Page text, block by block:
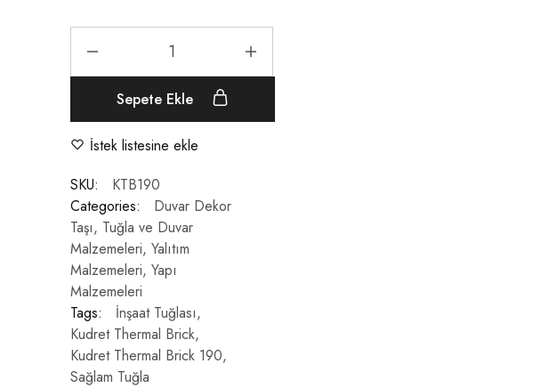
Sepete Ekle
İstek listesine ekle
SKU:
KTB190
Categories:
Duvar Dekor
Taşı, Tuğla ve Duvar
Malzemeleri, Yalıtım
Malzemeleri, Yapı
Malzemeleri
Tags:
İnşaat Tuğlası,
Kudret Thermal Brick,
Kudret Thermal Brick 190,
Sağlam Tuğla